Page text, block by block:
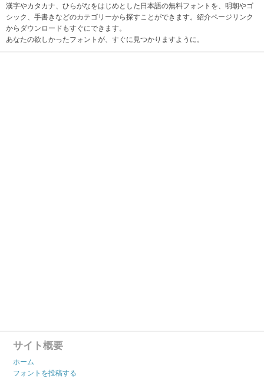
漢字やカタカナ、ひらがなをはじめとした日本語の無料フォントを、明朝やゴ
シック、手書きなどのカテゴリーから探すことができます。紹介ページリンク
からダウンロードもすぐにできます。
あなたの欲しかったフォントが、すぐに見つかりますように。
サイト概要
ホーム
フォントを投稿する